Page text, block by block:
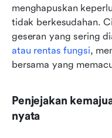
menghapuskan
tidak berkesudahan.
geseran yang sering
atau rentas fungsi,
bersama yang
Penjejakan
nyata